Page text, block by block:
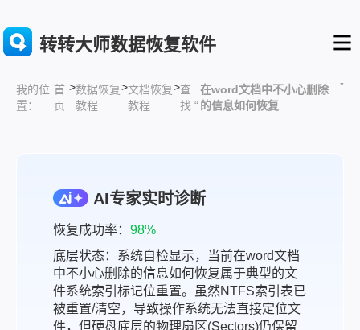
转转大师数据恢复软件
我的位
置：
首
页
>数据恢复
教程
>文档恢复
教程
>查
找 “
在word文档中不小心删除
的信息如何恢复
”
AI专家实时诊断
恢复成功率： 98%
底层状态：系统自检显示，当前在word文档
中不小心删除的信息如何恢复属于典型的文
件系统索引标记位重置。虽然NTFS索引表已
被重置/清空，导致操作系统无法直接定位文
件，但硬盘底层的物理扇区(Sectors)仍保留